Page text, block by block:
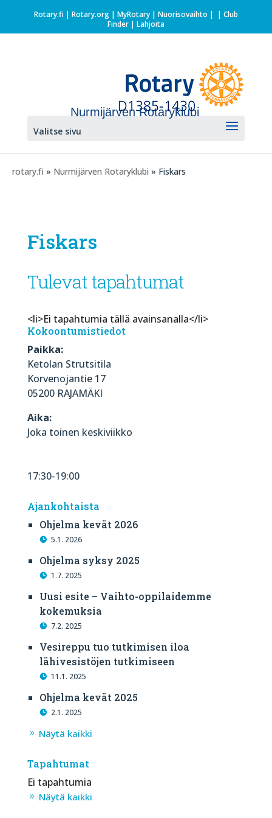
Rotary.fi | Rotary.org| MyRotary | Nuorisovaihto | | Club
Finder| Lahjoita
Nurmijärven Rotaryklubi
Valitse sivu
rotary.fi » Nurmijärven Rotaryklubi » Fiskars
Fiskars
Tulevat tapahtumat
<li>Ei tapahtumia tällä avainsanalla</li>
Kokoontumistiedot
Paikka:
Ketolan Strutsitila
Korvenojantie 17
05200 RAJAMÄKI
Aika:
Joka toinen keskiviikko
17:30-19:00
Ajankohtaista
Ohjelma kevät 2026
5.1. 2026
Ohjelma syksy 2025
1.7. 2025
Uusi esite – Vaihto-oppilaidemme
kokemuksia
7.2. 2025
Vesireppu tuo tutkimisen iloa
lähivesistöjen tutkimiseen
11.1. 2025
Ohjelma kevät 2025
2.1. 2025
Näytä kaikki
Tapahtumat
Ei tapahtumia
Näytä kaikki